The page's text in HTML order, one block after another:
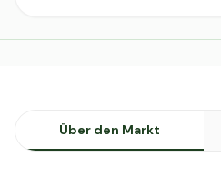
Über den Markt